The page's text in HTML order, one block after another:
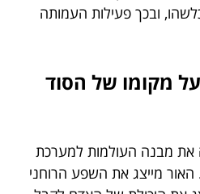
ובכך פעילות העמותה
מקומו של הסוד
את מבנה העולמות למערכת
האור מייצג את השפע הרוחני